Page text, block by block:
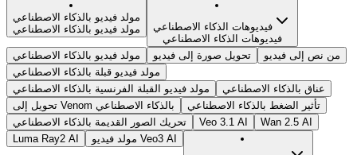
مولد فيديو بالذكاء الاصطناعي
مولد فيديو بالذكاء الاصطناعي
فيديوهات الذكاء الاصطناعي
فيديوهات الذكاء الاصطناعي
مولد فيديو بالذكاء الاصطناعي
تحويل صورة إلى فيديو
من نص إلى فيديو
مولد فيديو قبلة بالذكاء الاصطناعي
مولد فيديو القبلة الفرنسية بالذكاء الاصطناعي
عناق بالذكاء الاصطناعي
تحويل إلى Venom بالذكاء الاصطناعي
تأثير الضغط بالذكاء الاصطناعي
تحريك الصور القديمة بالذكاء الاصطناعي
Veo 3.1 AI
Wan 2.5 AI
Luma Ray2 AI
مولد فيديو Veo3 AI